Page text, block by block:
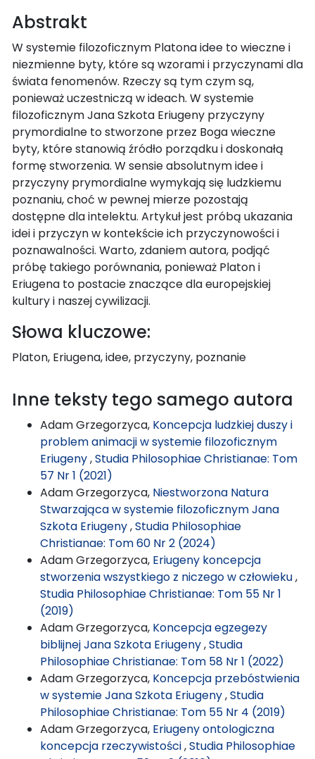
Abstrakt
W systemie filozoficznym Platona idee to wieczne i
niezmienne byty, które są wzorami i przyczynami dla
świata fenomenów. Rzeczy są tym czym są,
ponieważ uczestniczą w ideach. W systemie
filozoficznym Jana Szkota Eriugeny przyczyny
prymordialne to stworzone przez Boga wieczne
byty, które stanowią źródło porządku i doskonałą
formę stworzenia. W sensie absolutnym idee i
przyczyny prymordialne wymykają się ludzkiemu
poznaniu, choć w pewnej mierze pozostają
dostępne dla intelektu. Artykuł jest próbą ukazania
idei i przyczyn w kontekście ich przyczynowości i
poznawalności. Warto, zdaniem autora, podjąć
próbę takiego porównania, ponieważ Platon i
Eriugena to postacie znaczące dla europejskiej
kultury i naszej cywilizacji.
Słowa kluczowe:
Platon, Eriugena, idee, przyczyny, poznanie
Inne teksty tego samego autora
Adam Grzegorzyca, Koncepcja ludzkiej duszy i
problem animacji w systemie filozoficznym
Eriugeny,Studia Philosophiae Christianae: Tom
57 Nr 1 (2021)
Adam Grzegorzyca, Niestworzona Natura
Stwarzająca w systemie filozoficznym Jana
Szkota Eriugeny,Studia Philosophiae
Christianae: Tom 60 Nr 2 (2024)
Adam Grzegorzyca, Eriugeny koncepcja
stworzenia wszystkiego z niczego w człowieku,
Studia Philosophiae Christianae: Tom 55 Nr 1
(2019)
Adam Grzegorzyca, Koncepcja egzegezy
biblijnej Jana Szkota Eriugeny,Studia
Philosophiae Christianae: Tom 58 Nr 1 (2022)
Adam Grzegorzyca, Koncepcja przebóstwienia
w systemie Jana Szkota Eriugeny,Studia
Philosophiae Christianae: Tom 55 Nr 4 (2019)
Adam Grzegorzyca, Eriugeny ontologiczna
koncepcja rzeczywistości,Studia Philosophiae